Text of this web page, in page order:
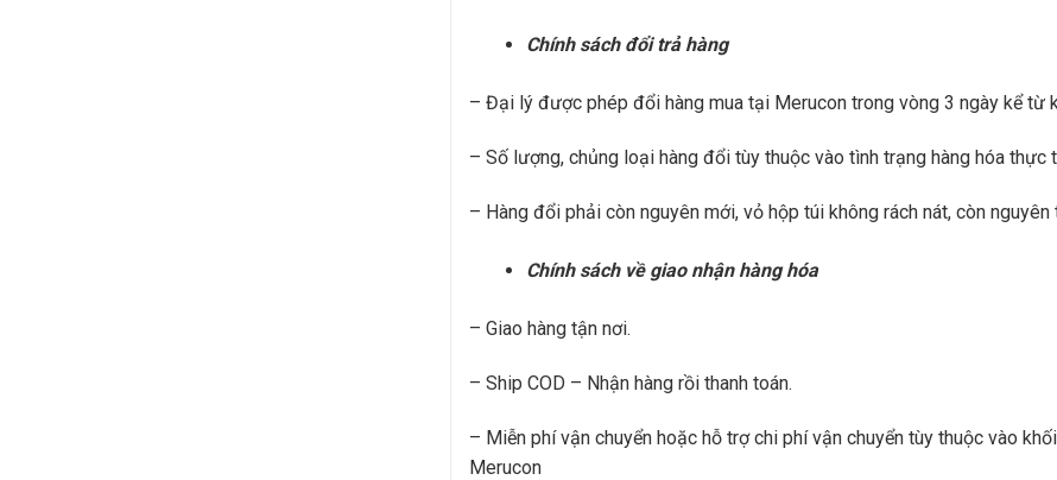
Chính sách đổi trả hàng
– Đại lý được phép đổi hàng mua tại Merucon trong vòng 3 ngày kể từ
– Số lượng, chủng loại hàng đổi tùy thuộc vào tình trạng hàng hóa
– Hàng đổi phải còn nguyên mới, vỏ hộp túi không rách nát, còn nguyên
Chính sách về giao nhận hàng hóa
– Giao hàng tận nơi.
– Ship COD – Nhận hàng rồi thanh toán.
– Miễn phí vận chuyển hoặc hỗ trợ chi phí vận chuyển tùy thuộc vào
Merucon